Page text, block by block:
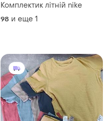
Комплектик літній nike
98 и еще 1